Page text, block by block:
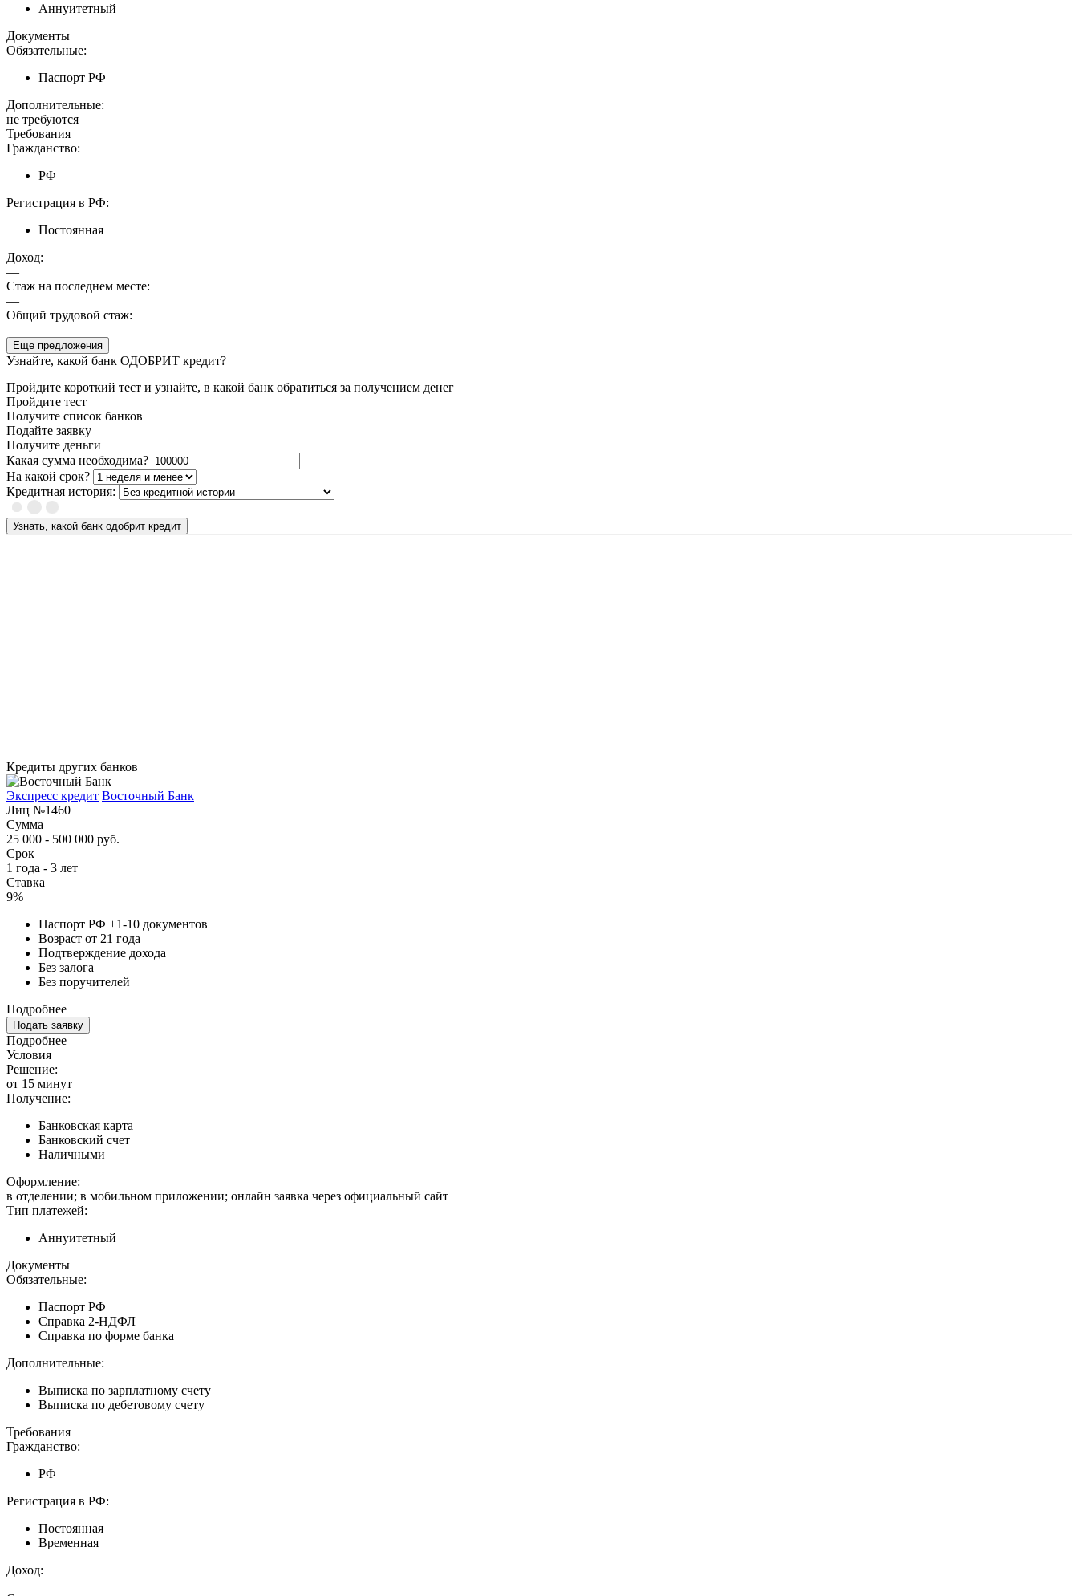
Аннуитетный
Документы
Обязательные:
Паспорт РФ
Дополнительные:
не требуются
Требования
Гражданство:
РФ
Регистрация в РФ:
Постоянная
Доход:
—
Стаж на последнем месте:
—
Общий трудовой стаж:
—
Еще предложения
Узнайте, какой банк ОДОБРИТ кредит?
Пройдите короткий тест и узнайте, в какой банк обратиться за получением денег
Пройдите тест
Получите список банков
Подайте заявку
Получите деньги
Какая сумма необходима?
На какой срок?
Кредитная история:
Узнать, какой банк одобрит кредит
Кредиты других банков
Экспресс кредит Восточный Банк
Лиц №1460
Сумма
25 000 - 500 000 руб.
Срок
1 года - 3 лет
Ставка
9%
Паспорт РФ +1-10 документов
Возраст от 21 года
Подтверждение дохода
Без залога
Без поручителей
Подробнее
Подать заявку
Подробнее
Условия
Решение:
от 15 минут
Получение:
Банковская карта
Банковский счет
Наличными
Оформление:
в отделении; в мобильном приложении; онлайн заявка через официальный сайт
Тип платежей:
Аннуитетный
Документы
Обязательные:
Паспорт РФ
Справка 2-НДФЛ
Справка по форме банка
Дополнительные:
Выписка по зарплатному счету
Выписка по дебетовому счету
Требования
Гражданство:
РФ
Регистрация в РФ:
Постоянная
Временная
Доход:
—